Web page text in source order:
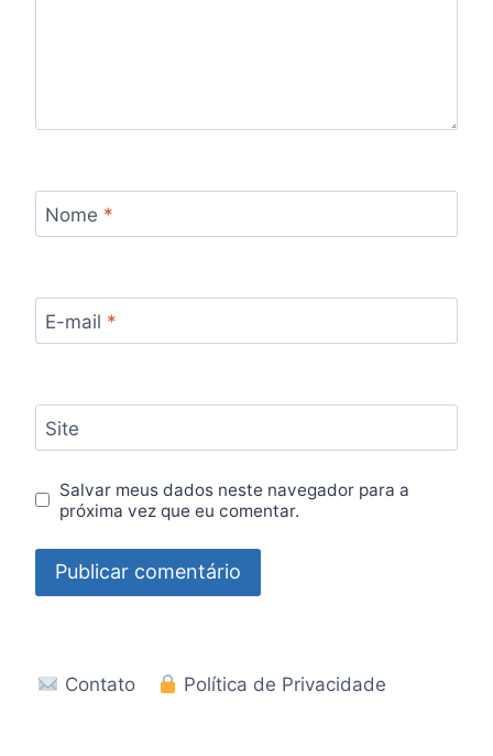
Nome *
E-mail *
Site
Salvar meus dados neste navegador para a
próxima vez que eu comentar.
Contato Política de Privacidade